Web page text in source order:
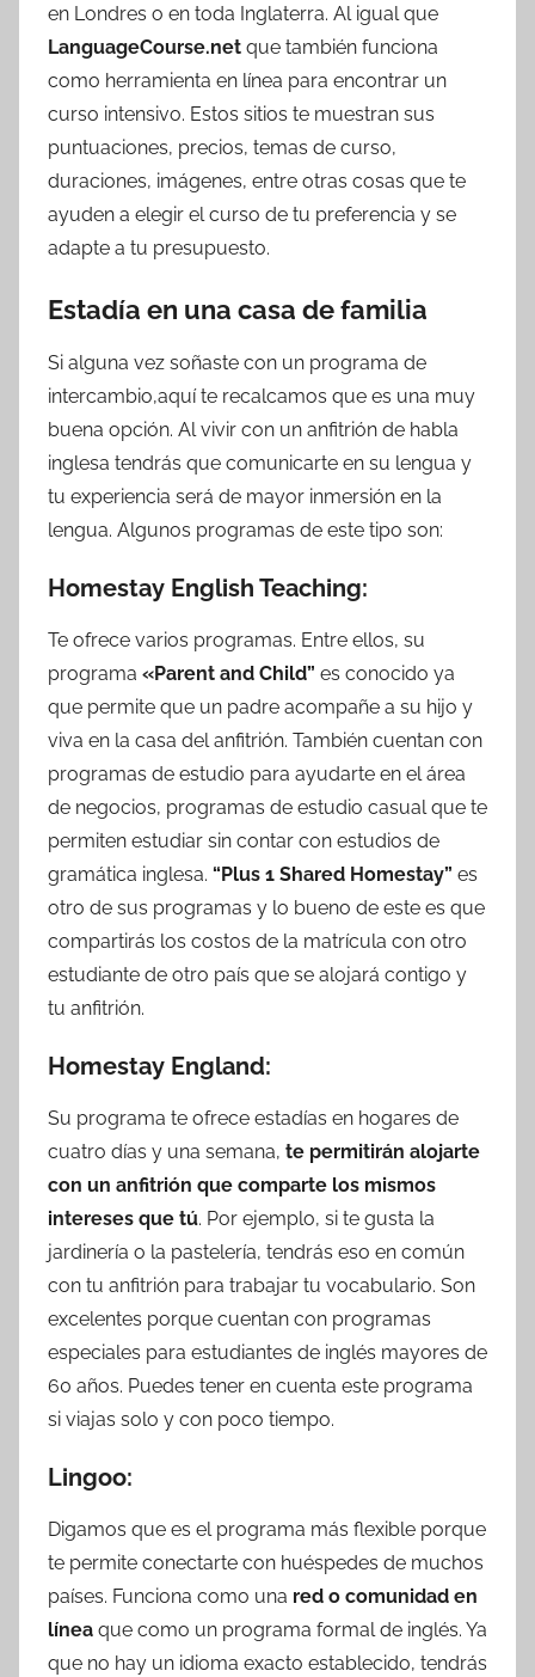
en Londres o en toda Inglaterra. Al igual que
LanguageCourse.net que también funciona
como herramienta en línea para encontrar un
curso intensivo. Estos sitios te muestran sus
puntuaciones, precios, temas de curso,
duraciones, imágenes, entre otras cosas que te
ayuden a elegir el curso de tu preferencia y se
adapte a tu presupuesto.
Estadía en una casa de familia
Si alguna vez soñaste con un programa de
intercambio,aquí te recalcamos que es una muy
buena opción. Al vivir con un anfitrión de habla
inglesa tendrás que comunicarte en su lengua y
tu experiencia será de mayor inmersión en la
lengua. Algunos programas de este tipo son:
Homestay English Teaching:
Te ofrece varios programas. Entre ellos, su
programa «Parent and Child” es conocido ya
que permite que un padre acompañe a su hijo y
viva en la casa del anfitrión. También cuentan con
programas de estudio para ayudarte en el área
de negocios, programas de estudio casual que te
permiten estudiar sin contar con estudios de
gramática inglesa. “Plus 1 Shared Homestay” es
otro de sus programas y lo bueno de este es que
compartirás los costos de la matrícula con otro
estudiante de otro país que se alojará contigo y
tu anfitrión.
Homestay England:
Su programa te ofrece estadías en hogares de
cuatro días y una semana, te permitirán alojarte
con un anfitrión que comparte los mismos
intereses que tú. Por ejemplo, si te gusta la
jardinería o la pastelería, tendrás eso en común
con tu anfitrión para trabajar tu vocabulario. Son
excelentes porque cuentan con programas
especiales para estudiantes de inglés mayores de
60 años. Puedes tener en cuenta este programa
si viajas solo y con poco tiempo.
Lingoo:
Digamos que es el programa más flexible porque
te permite conectarte con huéspedes de muchos
países. Funciona como una red o comunidad en
línea que como un programa formal de inglés. Ya
que no hay un idioma exacto establecido, tendrás